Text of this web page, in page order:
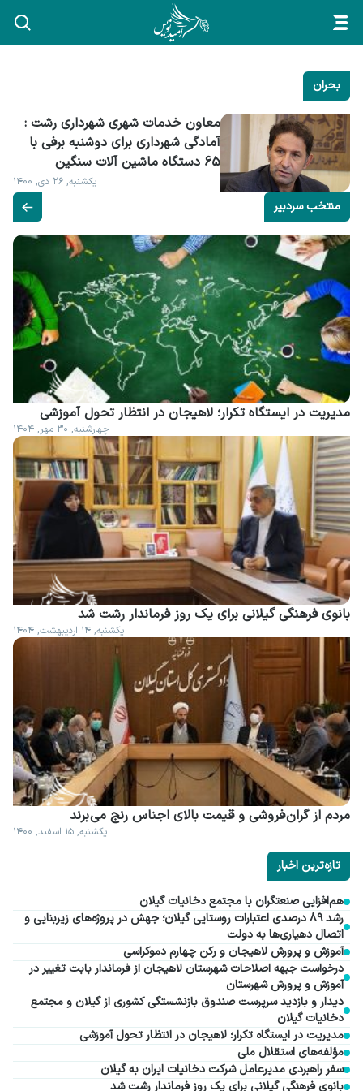
بحران
۶۵ دستگاه ماشین‌ آلات سنگین
یکشنبه, ۲۶ دی, ۱۴۰۰
منتخب سردبیر
مدیریت در ایستگاه تکرار؛ لاهیجان در انتظار تحول آموزشی
چهارشنبه, ۳۰ مهر, ۱۴۰۴
بانوی فرهنگی گیلانی برای یک روز فرماندار رشت شد
یکشنبه, ۱۴ اردیبهشت, ۱۴۰۴
مردم از گران فروشی و قیمت بالای اجناس رنج می برند
یکشنبه, ۱۵ اسفند, ۱۴۰۰
تازه‌ترین اخبار
هم‌افزایی صنعتگران با مجتمع دخانیات گیلان
رشد ۸۹ درصدی اعتبارات روستایی گیلان؛ جهش در پروژه‌های زیربنایی و
اتصال دهیاری‌ها به دولت
آموزش و پرورش لاهیجان و رکن چهارم دموکراسی
درخواست جبهه اصلاحات شهرستان لاهیجان از فرماندار بابت تغییر در
آموزش و پرورش شهرستان
دیدار و بازدید سرپرست صندوق بازنشستگی کشوری از گیلان و مجتمع
دخانیات گیلان
مدیریت در ایستگاه تکرار؛ لاهیجان در انتظار تحول آموزشی
مؤلفه‌های استقلال ملی
سفر راهبردی مدیرعامل شرکت دخانیات ایران به گیلان
بانوی فرهنگی گیلانی برای یک روز فرماندار رشت شد